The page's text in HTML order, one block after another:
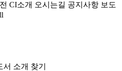
CI소개 오시는길 공지사항 보도
서 소개 찾기